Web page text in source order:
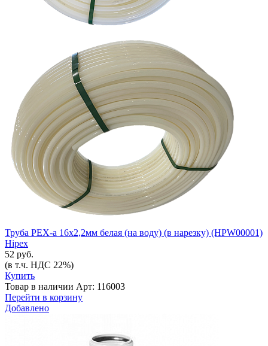
Труба PEX-a 16x2,2мм белая (на воду) (в нарезку) (HPW00001)
Hipex
52 руб.
(в т.ч. НДС 22%)
Купить
Товар в наличии Арт: 116003
Перейти в корзину
Добавлено